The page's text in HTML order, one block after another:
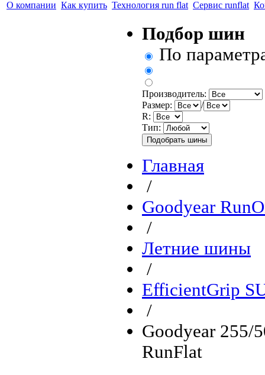
О компании Как купить Технология run flat Сервис runflat
Подбор шин
По
Производитель:
Размер:
/
R:
Тип:
Главная
/
Goodyear
/
Летние шины
/
EfficientGrip
/
Goodyear 255/
RunFlat